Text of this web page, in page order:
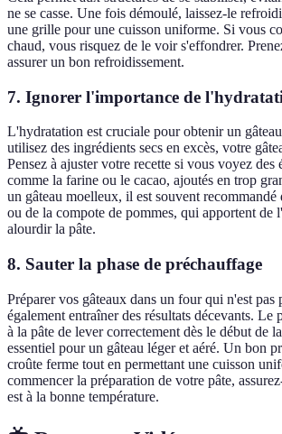
ne se casse. Une fois démoulé, laissez-le
une grille pour une cuisson uniforme. Si vous
chaud, vous risquez de le voir s'effondrer.
assurer un bon refroidissement.
7. Ignorer l'importance de
L'hydratation est cruciale pour obtenir un
utilisez des ingrédients secs en excès, votre
Pensez à ajuster votre recette si vous voyez des
comme la farine ou le cacao, ajoutés en trop
un gâteau moelleux, il est souvent
ou de la compote de pommes, qui apportent de
alourdir la pâte.
8. Sauter la phase de préchauffage
Préparer vos gâteaux dans un four qui n'est pas
également entraîner des résultats décevants. Le
à la pâte de lever correctement dès le début de
essentiel pour un gâteau léger et aéré. Un bon
croûte ferme tout en permettant une cuisson
commencer la préparation de votre pâte,
est à la bonne température.